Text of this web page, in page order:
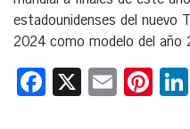
estadounidenses del nuevo
2024 como modelo del año
Facebook
X Email